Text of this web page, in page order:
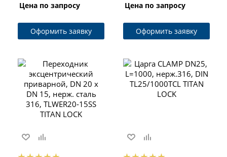
Цена по запросу
Оформить заявку
LOCK
Цена по запросу
Оформить заявку